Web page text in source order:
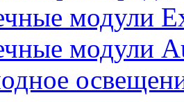
модули
модули